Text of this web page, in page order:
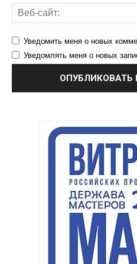
Уведомить меня о новых
Уведомлять меня о новых